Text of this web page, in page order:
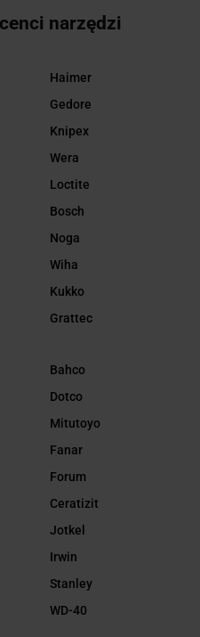
narzędzi
Haimer
Gedore
Knipex
Wera
Loctite
Bosch
Noga
Wiha
Kukko
Grattec
Bahco
Dotco
Mitutoyo
Fanar
Forum
Ceratizit
Jotkel
Irwin
Stanley
WD-40